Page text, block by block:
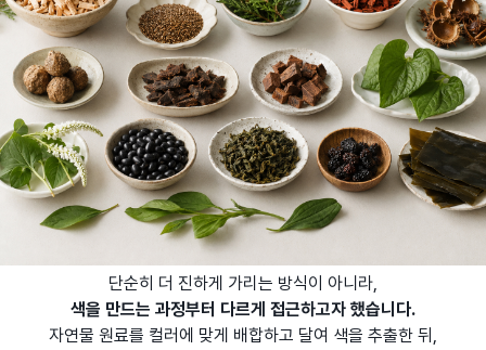
단순히 더 진하게 가리는 방식이 아니라,
색을 만드는 과정부터 다르게 접근하고자 했습니다.
자연물 원료를 컬러에 맞게 배합하고 달여 색을 추출한 뒤,